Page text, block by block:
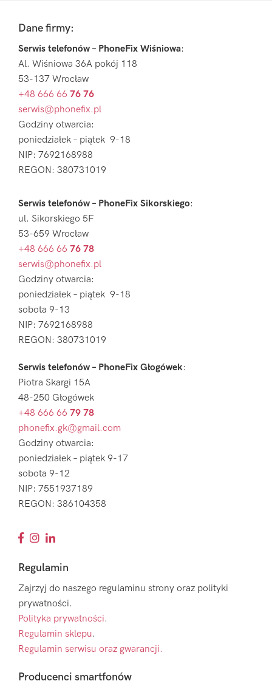
FooterDane firmy:
Serwis telefonów – PhoneFix Wiśniowa:
Al. Wiśniowa 36A pokój 118
53-137 Wrocław
+48 666 66 76 76
serwis@phonefix.pl
Godziny otwarcia:
poniedziałek – piątek 9-18
NIP: 7692168988
REGON: 380731019
Serwis telefonów – PhoneFix Sikorskiego:
ul. Sikorskiego 5F
53-659 Wrocław
+48 666 66 76 78
serwis@phonefix.pl
Godziny otwarcia:
poniedziałek – piątek 9-18
sobota 9-13
NIP: 7692168988
REGON: 380731019
Serwis telefonów – PhoneFix Głogówek:
Piotra Skargi 15A
48-250 Głogówek
+48 666 66 79 78
phonefix.gk@gmail.com
Godziny otwarcia:
poniedziałek – piątek 9-17
sobota 9-12
NIP: 7551937189
REGON: 386104358
Regulamin
Zajrzyj do naszego regulaminu strony oraz polityki
prywatności.
Polityka prywatności.
Regulamin sklepu.
Regulamin serwisu oraz gwarancji.
Producenci smartfonów